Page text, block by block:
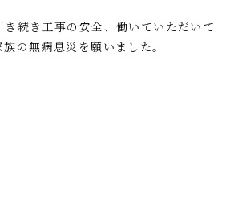
続き工事の安全、働いていただいて
の無病息災を願いました。